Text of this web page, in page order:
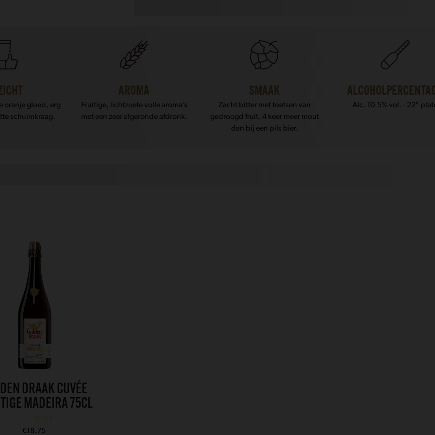
oranje gloed, erg
schuimkraag.
AROMA
Fruitige, lichtzoete volle aroma’s
met een zeer afgeronde afdronk.
SMAAK
Zacht bitter met toetsen van
gedroogd fruit. 4 keer meer mout
dan bij een pils bier.
Alc. 10.5% vol. - 22°
DRAAK CUVÉE
MADEIRA 75CL
Gewaardeerd
€ 18.75